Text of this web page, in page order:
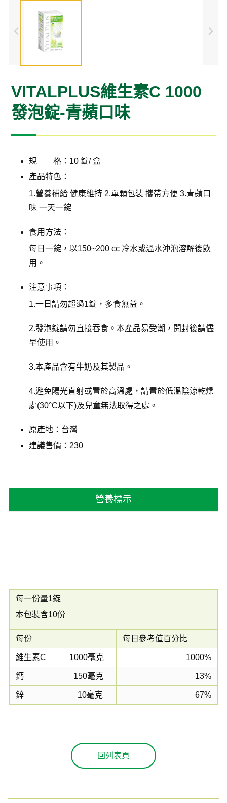
VITALPLUS維生素C 1000
發泡錠-青蘋口味
規 格：10 錠/ 盒
產品特色：
1.營養補給 健康維持 2.單顆包裝 攜帶方便 3.青蘋口
味 一天一錠
食用方法：
每日一錠，以150~200 cc 冷水或溫水沖泡溶解後飲
用。
注意事項：
1.一日請勿超過1錠，多食無益。
2.發泡錠請勿直接吞食。本產品易受潮，開封後請儘
早使用。
3.本產品含有牛奶及其製品。
4.避免陽光直射或置於高溫處，請置於低溫陰涼乾燥
處(30°C以下)及兒童無法取得之處。
原產地：台灣
建議售價：230
營養標示
每一份量1錠
本包裝含10份
每份 每日參考值百分比
維生素C 1000毫克 1000%
鈣 150毫克 13%
鋅 10毫克 67%
回列表頁